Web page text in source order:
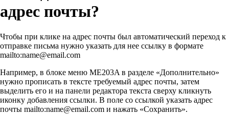
адрес почты?
Чтобы при клике на адрес почты был автоматический переход к
отправке письма нужно указать для нее ссылку в формате
mailto:name@email.com
Например, в блоке меню ME203A в разделе «Дополнительно»
нужно прописать в тексте требуемый адрес почты, затем
выделить его и на панели редактора текста сверху кликнуть
иконку добавления ссылки. В поле со ссылкой указать адрес
почты mailto:name@email.com и нажать «Сохранить».